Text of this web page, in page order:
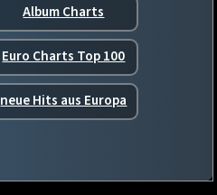
Album Charts
Euro Charts Top 100
neue Hits aus Europa